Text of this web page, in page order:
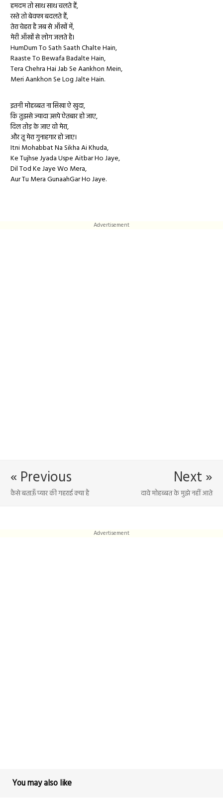
हमदम तो साथ साथ चलते हैं,
रस्ते तो बेवफा बदलते हैं,
तेरा चेहरा है जब से आँखों में,
मेरी आँखों से लोग जलते है।
HumDum To Sath Saath Chalte Hain,
Raaste To Bewafa Badalte Hain,
Tera Chehra Hai Jab Se Aankhon Mein,
Meri Aankhon Se Log Jalte Hain.
इतनी मोहब्बत ना सिखा ऐ खुदा,
कि तुझसे ज्यादा उसपे ऐतबार हो जाए,
दिल तोड़ के जाए वो मेरा,
और तू मेरा गुनाहगार हो जाए।
Itni Mohabbat Na Sikha Ai Khuda,
Ke Tujhse Jyada Uspe Aitbar Ho Jaye,
Dil Tod Ke Jaye Wo Mera,
Aur Tu Mera GunaahGar Ho Jaye.
Advertisement
Next »
दावे मोहब्बत के मुझे नहीं आते
« Previous
कैसे बताऊँ प्यार की गहराई क्या है
Advertisement
You may also like